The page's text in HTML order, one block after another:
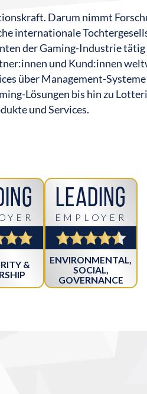
Darum nimmt
internationale
der Gaming-Industrie
und Kund:innen
über Management-Systeme
Lösungen bis hin zu
und Services.
&
Leading
EMPLOYER
ENVIRONMENTAL,
SOCIAL,
GOVERNANCE